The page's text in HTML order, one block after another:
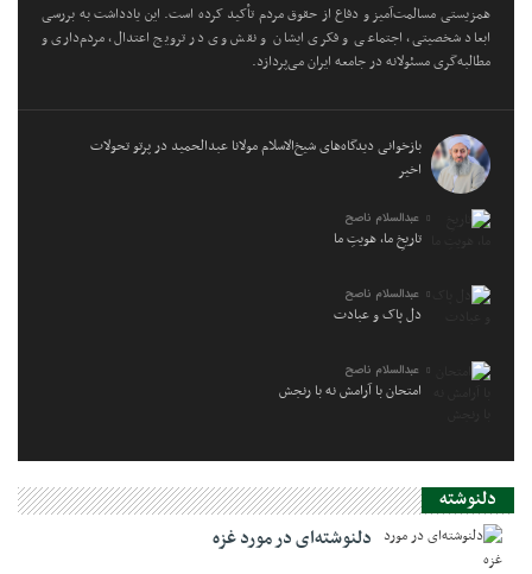
همزیستی مسالمت‌آمیز و دفاع از حقوق مردم تأکید کرده است. این یادداشت به بررسی
ابعاد شخصیتی، اجتماعی و فکری ایشان و نقش وی در ترویج اعتدال، مردم‌داری و
مطالبه‌گری مسئولانه در جامعه ایران می‌پردازد.
بازخوانی دیدگاه‌های شیخ‌الاسلام مولانا عبدالحمید در پرتو تحولات
اخیر
عبدالسلام ناصح
تاریخِ ما، هویتِ ما
عبدالسلام ناصح
دل پاک و عبادت
عبدالسلام ناصح
امتحان با آرامش نه با رنجش
دلنوشته
دلنوشته‌ای در مورد غزه